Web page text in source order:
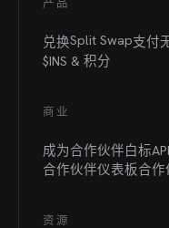
兑换Split Swap支付
$INS & 积分
商业
成为合作伙伴白标
合作伙伴仪表板合作
资源